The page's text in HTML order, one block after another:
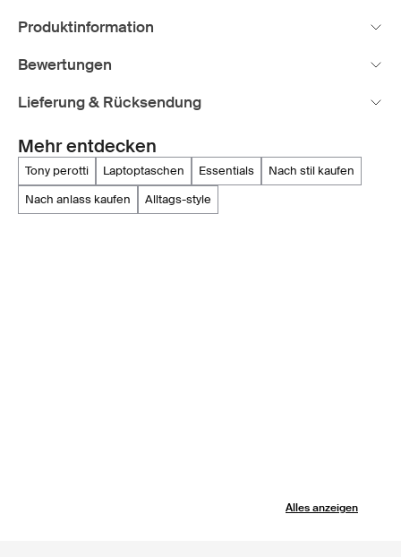
Produktinformation
Bewertungen
Lieferung & Rücksendung
Mehr entdecken
tony perotti laptoptaschen essentials
nach stil kaufen
nach anlass kaufen
alltags-style
Alles anzeigen